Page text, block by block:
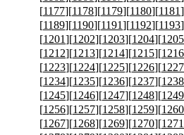
[1177][1178][1179][1180][1181
[1189][1190][1191][1192][1193
[1201][1202][1203][1204][1205
[1212][1213][1214][1215][1216
[1223][1224][1225][1226][1227
[1234][1235][1236][1237][1238
[1245][1246][1247][1248][1249
[1256][1257][1258][1259][1260
[1267][1268][1269][1270][1271